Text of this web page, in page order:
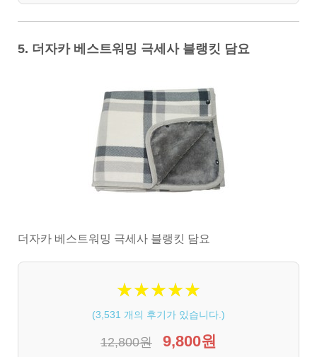
5. 더자카 베스트워밍 극세사 블랭킷 담요
더자카 베스트워밍 극세사 블랭킷 담요
★★★★★
★★★★★
(3,531 개의 후기가 있습니다.)
12,800원 9,800원